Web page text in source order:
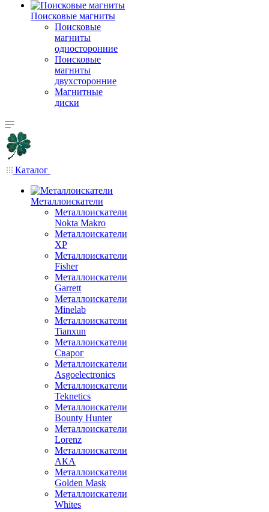
Поисковые магниты
Поисковые
магниты
односторонние
Поисковые
магниты
двухсторонние
Магнитные
диски
Каталог
Металлоискатели
Металлоискатели
Nokta Makro
Металлоискатели
XP
Металлоискатели
Fisher
Металлоискатели
Garrett
Металлоискатели
Minelab
Металлоискатели
Tianxun
Металлоискатели
Сварог
Металлоискатели
Asgoelectronics
Металлоискатели
Teknetics
Металлоискатели
Bounty Hunter
Металлоискатели
Lorenz
Металлоискатели
АКА
Металлоискатели
Golden Mask
Металлоискатели
Whites